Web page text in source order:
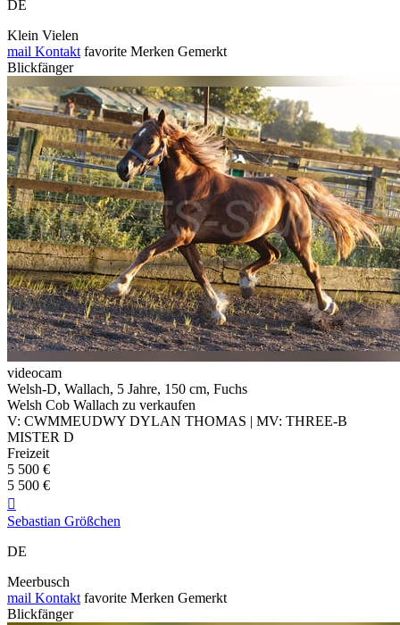
DE
Klein Vielen
mail Kontakt favorite Merken Gemerkt
Blickfänger
videocam
Welsh-D, Wallach, 5 Jahre, 150 cm, Fuchs
Welsh Cob Wallach zu verkaufen
V: CWMMEUDWY DYLAN THOMAS | MV: THREE-B
MISTER D
Freizeit
5 500 €
5 500 €

Sebastian Größchen
DE
Meerbusch
mail Kontakt favorite Merken Gemerkt
Blickfänger